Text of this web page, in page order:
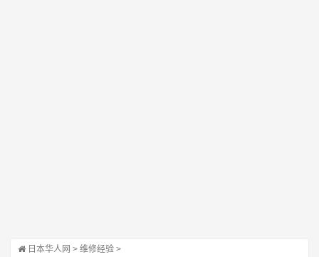
日本华人网 > 维修经验 >